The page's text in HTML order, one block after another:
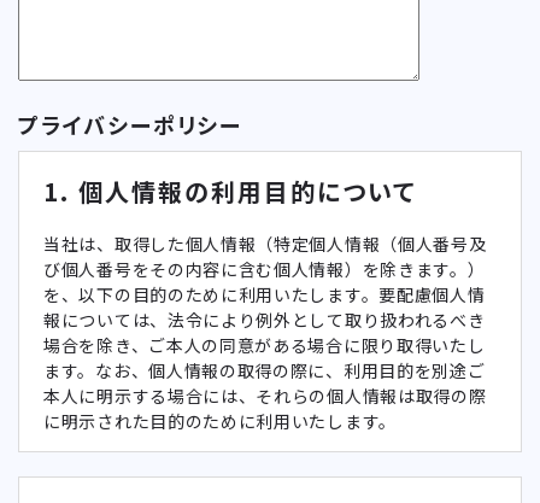
プライバシーポリシー
1. 個人情報の利用目的について
当社は、取得した個人情報（特定個人情報（個人番号及
び個人番号をその内容に含む個人情報）を除きます。）
を、以下の目的のために利用いたします。要配慮個人情
報については、法令により例外として取り扱われるべき
場合を除き、ご本人の同意がある場合に限り取得いたし
ます。なお、個人情報の取得の際に、利用目的を別途ご
本人に明示する場合には、それらの個人情報は取得の際
に明示された目的のために利用いたします。